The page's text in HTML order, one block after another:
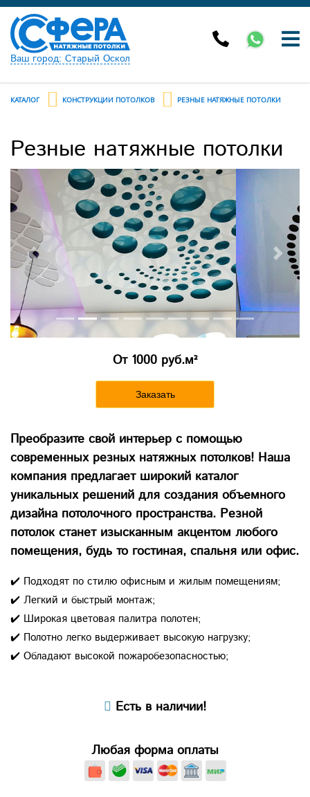
Ваш город: Старый Оскол
КАТАЛОГ КОНСТРУКЦИИ ПОТОЛКОВ РЕЗНЫЕ НАТЯЖНЫЕ ПОТОЛКИ
Резные натяжные потолки
Previous Next
От 1000 руб.м²
Заказать
Преобразите свой интерьер с помощью
современных резных натяжных потолков! Наша
компания предлагает широкий каталог
уникальных решений для создания объемного
дизайна потолочного пространства. Резной
потолок станет изысканным акцентом любого
помещения, будь то гостиная, спальня или офис.
✔️ Подходят по стилю офисным и жилым помещениям;
✔️ Легкий и быстрый монтаж;
✔️ Широкая цветовая палитра полотен;
✔️ Полотно легко выдерживает высокую нагрузку;
✔️ Обладают высокой пожаробезопасностью;
Есть в наличии!
Любая форма оплаты